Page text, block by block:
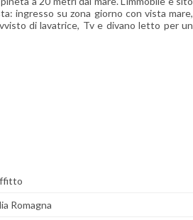
ingresso su zona giorno con vista mare,
di lavatrice, Tv e divano letto per un
Romagna